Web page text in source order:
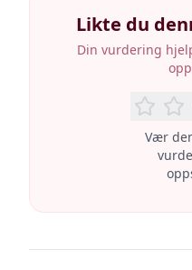
Likte du
Din vurdering
Vær